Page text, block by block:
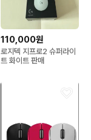
110,000원
로지텍 지프로2 슈퍼라이
트 화이트 판매